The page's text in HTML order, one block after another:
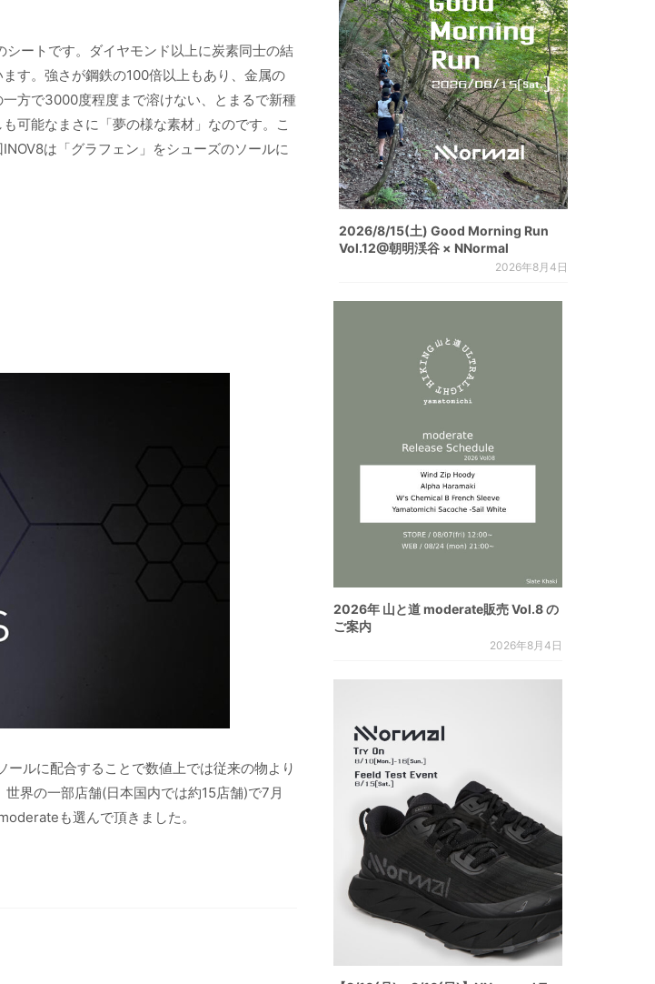
シートです。ダイヤモンド以上に炭素同士の結
す。強さが鋼鉄の100倍以上もあり、金属の
方で3000度程度まで溶けない、とまるで新種
可能なまさに「夢の様な素材」なのです。こ
は「グラフェン」をシューズのソールに
ルに配合することで数値上では従来の物より
界の一部店舗(日本国内では約15店舗)で7月
も選んで頂きました。
2026/8/15(土) Good Morning Run
Vol.12@朝明渓谷 × NNormal
2026年8月4日
2026年 山と道 moderate販売 Vol.8 の
ご案内
2026年8月4日